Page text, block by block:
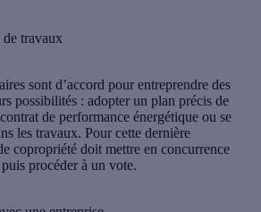
travaux
sont d’accord pour entreprendre des
possibilités : adopter un plan précis de
de performance énergétique ou se
les travaux. Pour cette dernière
copropriété doit mettre en concurrence
procéder à un vote.